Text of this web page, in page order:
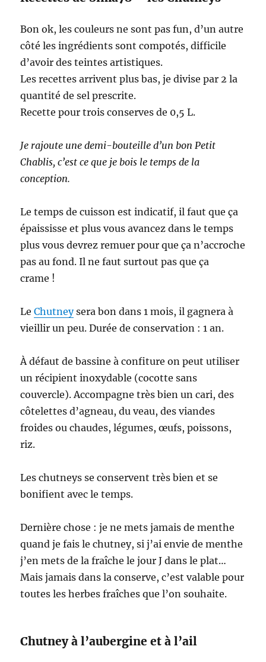
Bon ok, les couleurs ne sont pas fun, d’un autre
côté les ingrédients sont compotés, difficile
d’avoir des teintes artistiques.
Les recettes arrivent plus bas, je divise par 2 la
quantité de sel prescrite.
Recette pour trois conserves de 0,5 L.
Je rajoute une demi-bouteille d’un bon Petit
Chablis, c’est ce que je bois le temps de la
conception.
Le temps de cuisson est indicatif, il faut que ça
épaississe et plus vous avancez dans le temps
plus vous devrez remuer pour que ça n’accroche
pas au fond. Il ne faut surtout pas que ça
crame !
LeChutneysera bon dans 1 mois, il gagnera à
vieillir un peu. Durée de conservation : 1 an.
À défaut de bassine à confiture on peut utiliser
un récipient inoxydable (cocotte sans
couvercle). Accompagne très bien un cari, des
côtelettes d’agneau, du veau, des viandes
froides ou chaudes, légumes, œufs, poissons,
riz.
Les chutneys se conservent très bien et se
bonifient avec le temps.
Dernière chose : je ne mets jamais de menthe
quand je fais le chutney, si j’ai envie de menthe
j’en mets de la fraîche le jour J dans le plat…
Mais jamais dans la conserve, c’est valable pour
toutes les herbes fraîches que l’on souhaite.
Chutney à l’aubergine et à l’ail